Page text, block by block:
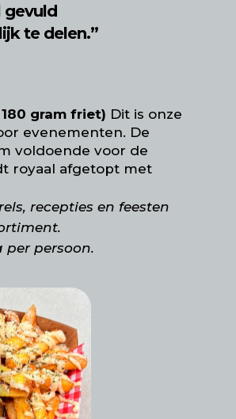
gevuld
te delen.”
gram friet) Dit is onze
evenementen. De
voldoende voor de
royaal afgetopt met
recepties en feesten
per persoon.